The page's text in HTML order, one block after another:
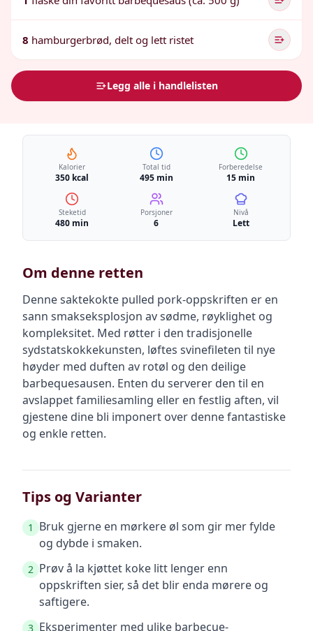
8 hamburgerbrød, delt og lett ristet
Legg alle i handlelisten
Kalorier
350 kcal
Total tid
495 min
Forberedelse
15 min
Steketid
480 min
Porsjoner
6
Nivå
Lett
Om denne retten
Denne saktekokte pulled pork-oppskriften er en
sann smakseksplosjon av sødme, røyklighet og
kompleksitet. Med røtter i den tradisjonelle
sydstatskokkekunsten, løftes svinefileten til nye
høyder med duften av rotøl og den deilige
barbequesausen. Enten du serverer den til en
avslappet familiesamling eller en festlig aften, vil
gjestene dine bli imponert over denne fantastiske
og enkle retten.
Tips og Varianter
1
Bruk gjerne en mørkere øl som gir mer fylde
og dybde i smaken.
2 Prøv å la kjøttet koke litt lenger enn
oppskriften sier, så det blir enda mørere og
saftigere.
3 Eksperimenter med ulike barbecue-